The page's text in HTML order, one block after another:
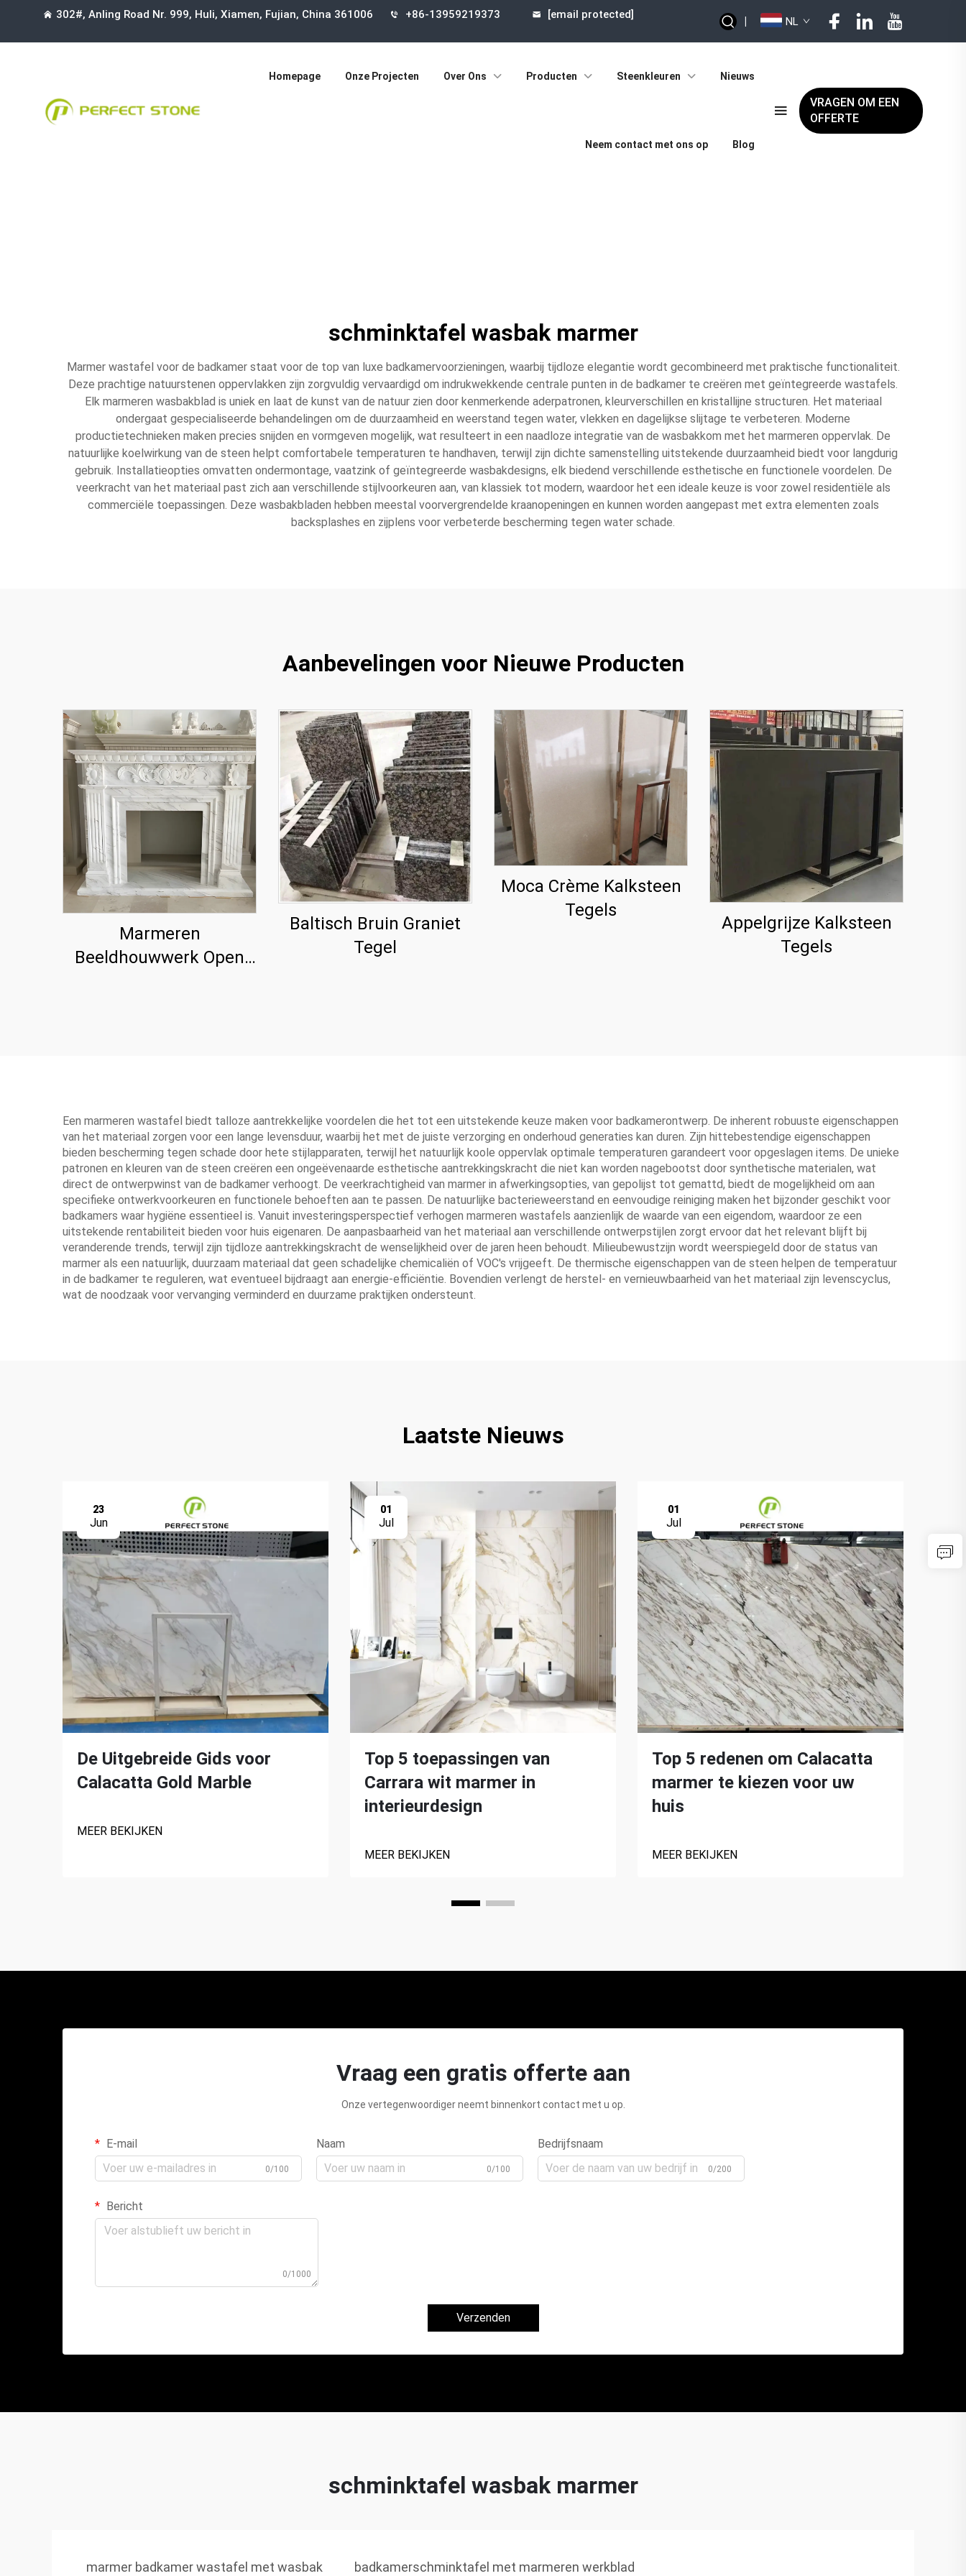
302#, Anling Road Nr. 999, Huli, Xiamen, Fujian, China 361006 +86-13959219373 [email protected] | NL
Homepage Onze Projecten Over Ons Producten Steenkleuren Nieuws
Neem contact met ons op Blog
VRAGEN OM EEN
OFFERTE
schminktafel wasbak marmer
Marmer wastafel voor de badkamer staat voor de top van luxe badkamervoorzieningen, waarbij tijdloze elegantie wordt gecombineerd met praktische functionaliteit.
Deze prachtige natuurstenen oppervlakken zijn zorgvuldig vervaardigd om indrukwekkende centrale punten in de badkamer te creëren met geïntegreerde wastafels.
Elk marmeren wasbakblad is uniek en laat de kunst van de natuur zien door kenmerkende aderpatronen, kleurverschillen en kristallijne structuren. Het materiaal
ondergaat gespecialiseerde behandelingen om de duurzaamheid en weerstand tegen water, vlekken en dagelijkse slijtage te verbeteren. Moderne
productietechnieken maken precies snijden en vormgeven mogelijk, wat resulteert in een naadloze integratie van de wasbakkom met het marmeren oppervlak. De
natuurlijke koelwirkung van de steen helpt comfortabele temperaturen te handhaven, terwijl zijn dichte samenstelling uitstekende duurzaamheid biedt voor langdurig
gebruik. Installatieopties omvatten ondermontage, vaatzink of geïntegreerde wasbakdesigns, elk biedend verschillende esthetische en functionele voordelen. De
veerkracht van het materiaal past zich aan verschillende stijlvoorkeuren aan, van klassiek tot modern, waardoor het een ideale keuze is voor zowel residentiële als
commerciële toepassingen. Deze wasbakbladen hebben meestal voorvergrendelde kraanopeningen en kunnen worden aangepast met extra elementen zoals
backsplashes en zijplens voor verbeterde bescherming tegen water schade.
Aanbevelingen voor Nieuwe Producten
Marmeren
Beeldhouwwerk Open
Baltisch Bruin Graniet
Tegel
Moca Crème Kalksteen
Tegels
Appelgrijze Kalksteen
Tegels
Een marmeren wastafel biedt talloze aantrekkelijke voordelen die het tot een uitstekende keuze maken voor badkamerontwerp. De inherent robuuste eigenschappen
van het materiaal zorgen voor een lange levensduur, waarbij het met de juiste verzorging en onderhoud generaties kan duren. Zijn hittebestendige eigenschappen
bieden bescherming tegen schade door hete stijlapparaten, terwijl het natuurlijk koole oppervlak optimale temperaturen garandeert voor opgeslagen items. De unieke
patronen en kleuren van de steen creëren een ongeëvenaarde esthetische aantrekkingskracht die niet kan worden nagebootst door synthetische materialen, wat
direct de ontwerpwinst van de badkamer verhoogt. De veerkrachtigheid van marmer in afwerkingsopties, van gepolijst tot gemattd, biedt de mogelijkheid om aan
specifieke ontwerkvoorkeuren en functionele behoeften aan te passen. De natuurlijke bacterieweerstand en eenvoudige reiniging maken het bijzonder geschikt voor
badkamers waar hygiëne essentieel is. Vanuit investeringsperspectief verhogen marmeren wastafels aanzienlijk de waarde van een eigendom, waardoor ze een
uitstekende rentabiliteit bieden voor huis eigenaren. De aanpasbaarheid van het materiaal aan verschillende ontwerpstijlen zorgt ervoor dat het relevant blijft bij
veranderende trends, terwijl zijn tijdloze aantrekkingskracht de wenselijkheid over de jaren heen behoudt. Milieubewustzijn wordt weerspiegeld door de status van
marmer als een natuurlijk, duurzaam materiaal dat geen schadelijke chemicaliën of VOC's vrijgeeft. De thermische eigenschappen van de steen helpen de temperatuur
in de badkamer te reguleren, wat eventueel bijdraagt aan energie-efficiëntie. Bovendien verlengt de herstel- en vernieuwbaarheid van het materiaal zijn levenscyclus,
wat de noodzaak voor vervanging verminderd en duurzame praktijken ondersteunt.
Laatste Nieuws
23
Jun
De Uitgebreide Gids voor
Calacatta Gold Marble
MEER BEKIJKEN
01
Jul
Top 5 toepassingen van
Carrara wit marmer in
interieurdesign
MEER BEKIJKEN
01
Jul
Top 5 redenen om Calacatta
marmer te kiezen voor uw
huis
MEER BEKIJKEN
Vraag een gratis offerte aan
Onze vertegenwoordiger neemt binnenkort contact met u op.
E-mail
0/100
Naam
0/100
Bedrijfsnaam
0/200
Bericht
0/1000
Verzenden
schminktafel wasbak marmer
marmer badkamer wastafel met wasbak badkamerschminktafel met marmeren werkblad